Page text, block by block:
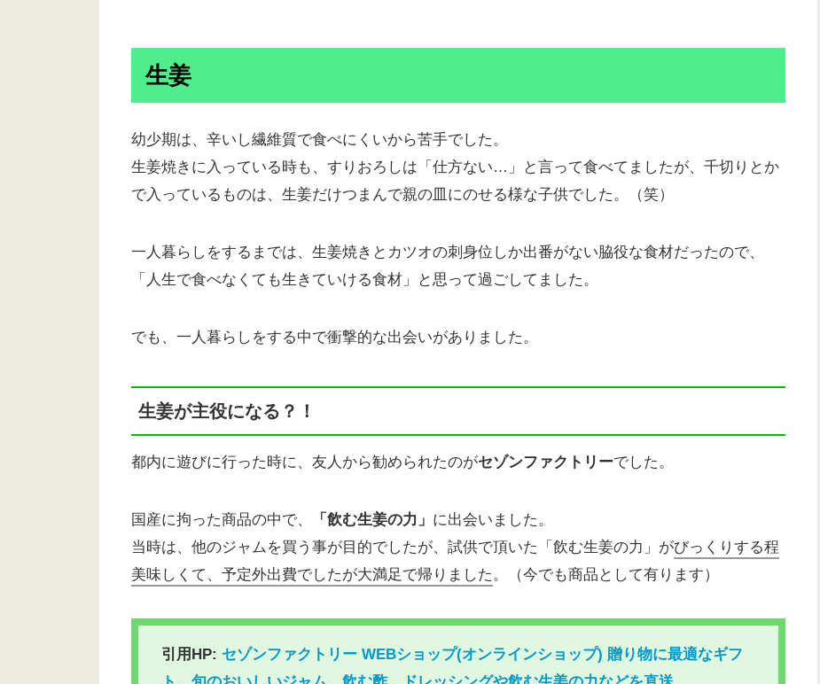
生姜
幼少期は、辛いし繊維質で食べにくいから苦手でした。
生姜焼きに入っている時も、すりおろしは「仕方ない…」と言って食べてましたが、千切りとか
で入っているものは、生姜だけつまんで親の皿にのせる様な子供でした。（笑）
一人暮らしをするまでは、生姜焼きとカツオの刺身位しか出番がない脇役な食材だったので、
「人生で食べなくても生きていける食材」と思って過ごしてました。
でも、一人暮らしをする中で衝撃的な出会いがありました。
生姜が主役になる？！
都内に遊びに行った時に、友人から勧められたのがセゾンファクトリーでした。
国産に拘った商品の中で、 「飲む生姜の力」 に出会いました。
当時は、他のジャムを買う事が目的でしたが、試供で頂いた「飲む生姜の力」がびっくりする程
美味しくて、予定外出費でしたが大満足で帰りました。（今でも商品として有ります）
引用HP: セゾンファクトリー WEBショップ(オンラインショップ) 贈り物に最適なギフ